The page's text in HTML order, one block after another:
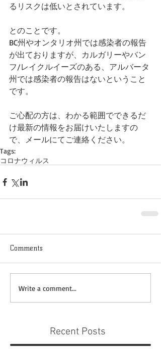
るリスクは低いとされています。
とのことです。
BC州やオンタリオ州では感染者の報告
が出ておりますが、カルガリーやバン
フ/レイクルイーズのある、アルバータ
州では感染者の報告はないということ
です。
ご心配の方は、わかる範囲でできるだ
け最新の情報をお届けいたしますの
で、メールにてご連絡ください。
Tags:
コロナウィルス
Comments
Write a comment...
Recent Posts